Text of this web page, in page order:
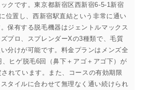
クです。東京都新宿区西新宿6-5-1新宿
位置し、西新宿駅直結という非常に通い
保有する脱毛機器はジェントルマックス
プロ、スプレンダーXの3種類で、毛質
分けが可能です。料金プランはメンズ全
ヒゲ脱毛6回（鼻下＋アゴ＋アゴ下）が
れています。また、コースの有効期限
タイルに合わせて無理なく通い続けられ